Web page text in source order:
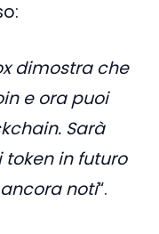
dimostra che
e ora puoi
Sarà
in futuro
noti“.